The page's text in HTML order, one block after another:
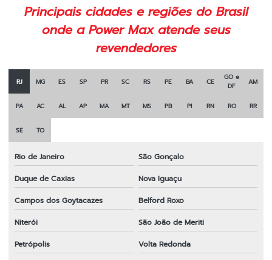
Lâmina de corte para roçadeira
Lâmina de corte para roçadeira toyama
Lâmina laranja para roçadeira
Lâmina para roçadeira
Lâmina para roçadeira 2 pontas
Lâmina para roçadeira 3 pontas
Lâmina para roçadeira duas pontas
Lâmina para roçadeira furo 1
Lâmina para roçadeira furo 20mm
Lâmina para roçadeira honda
Principais cidades e regiões do Brasil
onde a Power Max atende seus
revendedores
RJ MG ES SP PR SC RS PE BA CE
GO e
DF
AM
PA AC AL AP MA MT MS PB PI RN RO RR
SE TO
Rio de Janeiro
São Gonçalo
Duque de Caxias
Nova Iguaçu
Campos dos Goytacazes
Belford Roxo
Niterói
São João de Meriti
Petrópolis
Volta Redonda